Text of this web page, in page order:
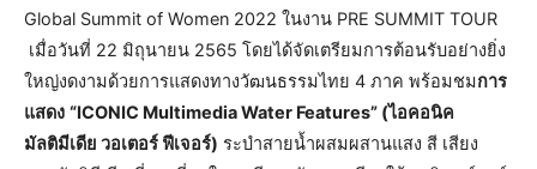
Global Summit of Women 2022 ในงาน PRE SUMMIT TOUR
เมื่อวันที่ 22 มิถุนายน 2565 โดยได้จัดเตรียมการต้อนรับอย่างยิ่ง
ใหญ่งดงามด้วยการแสดงทางวัฒนธรรมไทย 4 ภาค พร้อมชมการ
แสดง “ICONIC Multimedia Water Features” (ไอคอนิค
มัลติมีเดีย วอเตอร์ ฟีเจอร์) ระบำสายน้ำผสมผสานแสง สี เสียง